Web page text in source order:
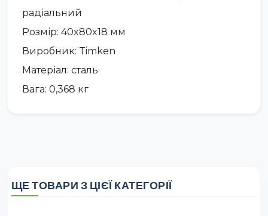
радіальний
Розмір: 40x80x18 мм
Виробник: Timken
Матеріал: сталь
Вага: 0,368 кг
ЩЕ ТОВАРИ З ЦІЄЇ КАТЕГОРІЇ